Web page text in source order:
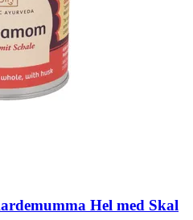
Hel med Skal